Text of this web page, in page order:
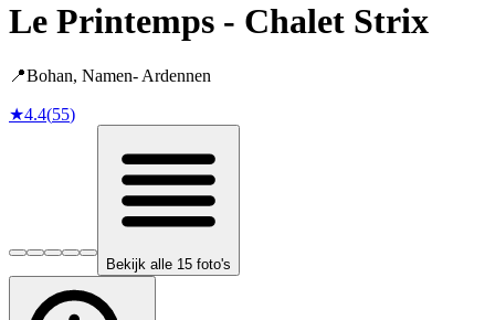
Le Printemps - Chalet Strix
📍Bohan, Namen- Ardennen
★4.4(55)
Bekijk alle 15 foto's